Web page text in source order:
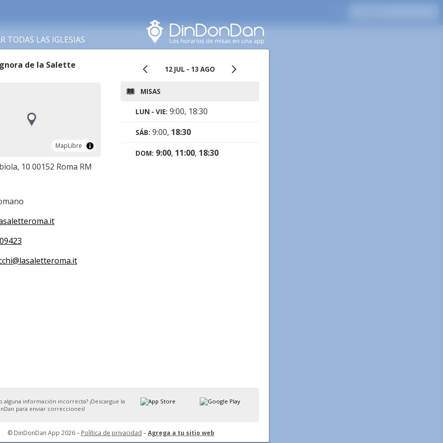
TODAS LAS IGLESIAS
de la Salette
MapLibre
MapLibre
10 00152 Roma RM
12 JUL - 13 AGO
MISAS
LUN - VIE: 9:00, 18:30
SÁB: 9:00, 18:30
DOM: 9:00, 11:00, 18:30
alguna información incorrecta? ¡Descargue la
para enviar correcciones!
© DinDonDan App 2026 – Política de privacidad –Agrega a tu sitio web